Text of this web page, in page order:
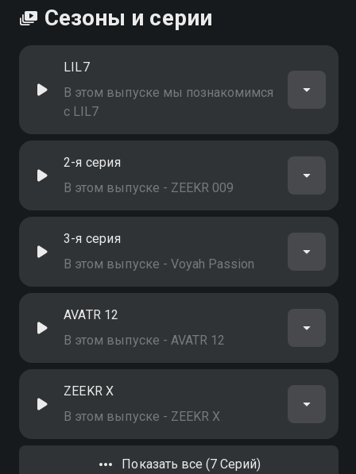
Сезоны и серии
LIL7
В этом выпуске мы познакомимся
с LIL7
2-я серия
В этом выпуске - ZEEKR 009
3-я серия
В этом выпуске - Voyah Passion
AVATR 12
В этом выпуске - AVATR 12
ZEEKR X
В этом выпуске - ZEEKR X
Показать все (7 Серий)